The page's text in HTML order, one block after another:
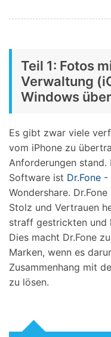
Teil 1: Fotos
Verwaltung
Windows
Es gibt zwar viele
vom iPhone zu
Anforderungen stand.
Software ist Dr.Fone
Wondershare.
Stolz und Vertrauen
straff gestrickten und
Dies macht Dr.Fone
Marken, wenn es
Zusammenhang mit
zu lösen.